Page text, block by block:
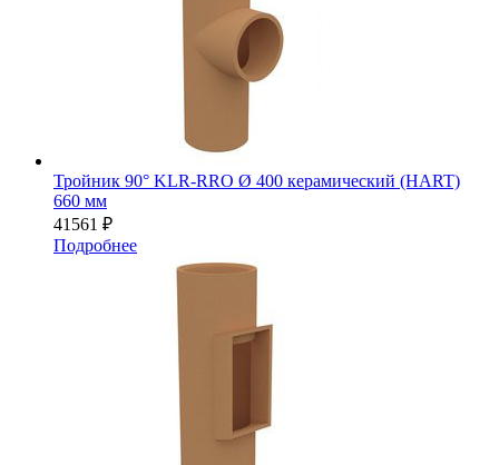
Тройник 90° KLR-RRO Ø 400 керамический (HART)
660 мм
41561 ₽
Подробнее